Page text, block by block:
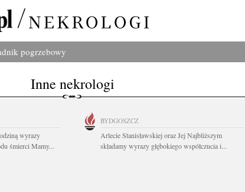
pogrzebowy
Inne nekrologi
wyrazy
śmierci Mamy...
BYDGOSZCZ
Arlecie Stanisławskiej oraz Jej Najbliższym
składamy wyrazy głębokiego współczucia i...